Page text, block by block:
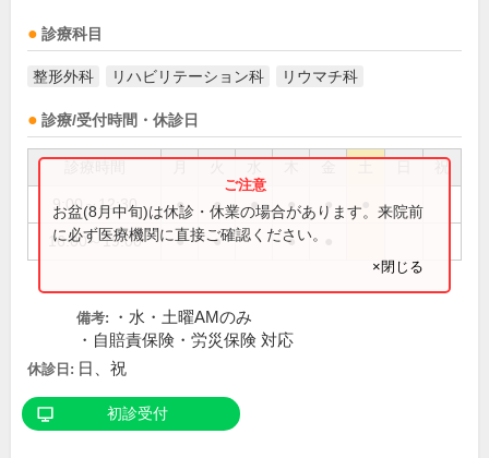
診療科目
整形外科 リハビリテーション科 リウマチ科
診療/受付時間・休診日
祝
9:00～12:30 ● ● ● ● ●
16:00～19:00 ● ● ●
お盆(8月中旬)は休診・休業の場合があります。来院前
に必ず医療機関に直接ご確認ください。
×閉じる
備考:
・水・土曜AMのみ
・自賠責保険・労災保険 対応
休診日: 日、祝
初診受付